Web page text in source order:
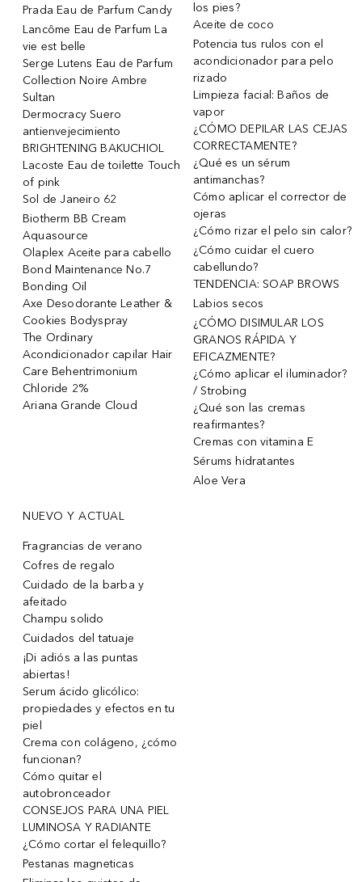
Prada Eau de Parfum Candy
Lancôme Eau de Parfum La
vie est belle
Serge Lutens Eau de Parfum
Collection Noire Ambre
Sultan
Dermocracy Suero
antienvejecimiento
BRIGHTENING BAKUCHIOL
Lacoste Eau de toilette Touch
of pink
Sol de Janeiro 62
Biotherm BB Cream
Aquasource
Olaplex Aceite para cabello
Bond Maintenance No.7
Bonding Oil
Axe Desodorante Leather &
Cookies Bodyspray
The Ordinary
Acondicionador capilar Hair
Care Behentrimonium
Chloride 2%
Ariana Grande Cloud
los pies?
Aceite de coco
Potencia tus rulos con el
acondicionador para pelo
rizado
Limpieza facial: Baños de
vapor
¿CÓMO DEPILAR LAS CEJAS
CORRECTAMENTE?
¿Qué es un sérum
antimanchas?
Cómo aplicar el corrector de
ojeras
¿Cómo rizar el pelo sin calor?
¿Cómo cuidar el cuero
cabellundo?
TENDENCIA: SOAP BROWS
Labios secos
¿CÓMO DISIMULAR LOS
GRANOS RÁPIDA Y
EFICAZMENTE?
¿Cómo aplicar el iluminador?
/ Strobing
¿Qué son las cremas
reafirmantes?
Cremas con vitamina E
Sérums hidratantes
Aloe Vera
NUEVO Y ACTUAL
Fragrancias de verano
Cofres de regalo
Cuidado de la barba y
afeitado
Champu solido
Cuidados del tatuaje
¡Di adiós a las puntas
abiertas!
Serum ácido glicólico:
propiedades y efectos en tu
piel
Crema con colágeno, ¿cómo
funcionan?
Cómo quitar el
autobronceador
CONSEJOS PARA UNA PIEL
LUMINOSA Y RADIANTE
¿Cómo cortar el felequillo?
Pestanas magneticas